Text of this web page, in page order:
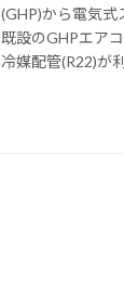
(GHP)から電気
既設のGHPエア
冷媒配管(R22)が